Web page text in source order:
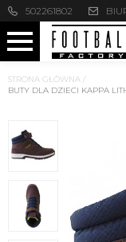
502261802
STRONA GŁÓWNA /
BUTY DLA DZIECI KAPPA